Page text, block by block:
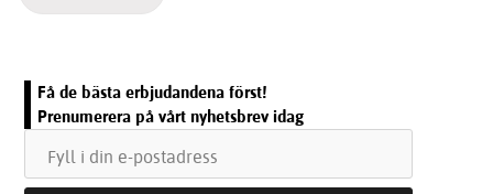
Få de bästa erbjudandena först!
Prenumerera på vårt nyhetsbrev idag